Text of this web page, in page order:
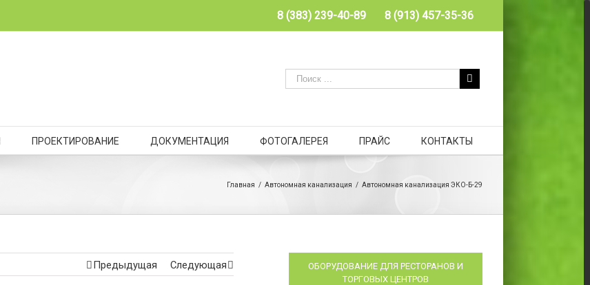
8 (383) 239-40-89 8 (913) 457-35-36
ПРОЕКТИРОВАНИЕ ДОКУМЕНТАЦИЯ ФОТОГАЛЕРЕЯ ПРАЙС КОНТАКТЫ
Главная / Автономная канализация / Автономная канализация ЭКО-Б-29
Предыдущая Следующая
ОБОРУДОВАНИЕ ДЛЯ РЕСТОРАНОВ И
ТОРГОВЫХ ЦЕНТРОВ